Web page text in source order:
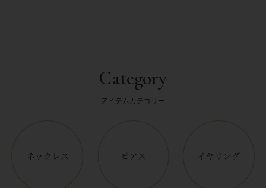
Category
アイテムカテゴリー